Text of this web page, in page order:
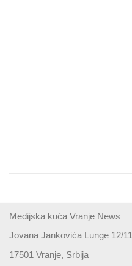
Medijska kuća Vranje News
Jovana Jankovića Lunge 12/11
17501 Vranje, Srbija